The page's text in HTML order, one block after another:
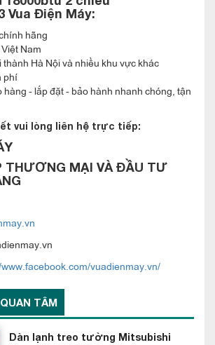
hòa multi LG 18000btu 2 chiều
chỉ tiết kiệm không gian lắp đặt mà còn
multi LG 18000btu 2 chiều A3UW18GFA3
inverter tiết kiệm điện. được trang bị máy
hiệu suất cao, vận hành với dãy tốc độ
suất cao có thể đạt được bởi sự tối ưu kích
ứng dụng của động cơ nam châm vĩnh
Vua Điện Máy:
hãng
Nam
thành Hà Nội và nhiều khu vực khác
phí
hàng - lắp đặt - bảo hành nhanh chóng, tận
vui lòng liên hệ trực tiếp:
THƯƠNG MẠI VÀ ĐẦU TƯ
vuadienmay.vn/
TÂM
Dàn lạnh treo tường Mitsubishi